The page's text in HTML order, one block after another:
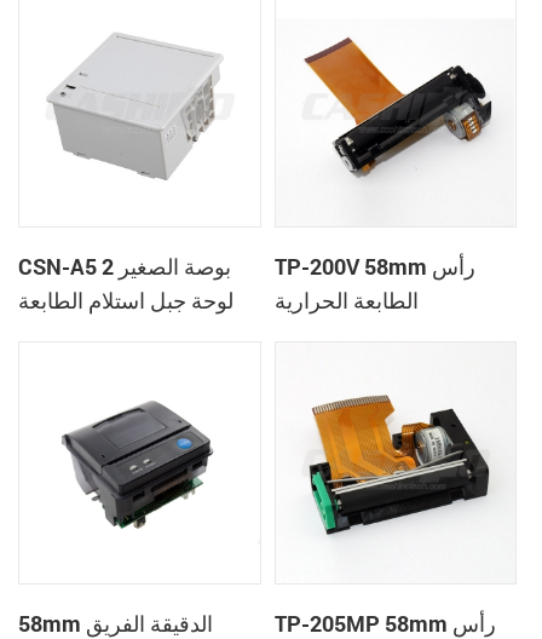
CSN-A5 2 بوصة الصغير
لوحة جبل استلام الطابعة
TP-200V 58mm رأس
الطابعة الحرارية
58mm الدقيقة الفريق
TP-205MP 58mm رأس